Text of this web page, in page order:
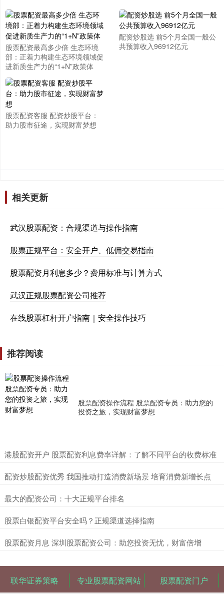
股票配资最高多少倍 生态环境
部：正着力构建生态环境领域促
进新质生产力的“1+N”政策体
配资炒股选 前5个月全国一般公
共预算收入96912亿元
股票配资客服 配资炒股平台：
助力股市征途，实现财富梦想
相关更新
武汉股票配资：合规渠道与操作指南
股票正规平台：安全开户、低佣交易指南
股票配资月利息多少？费用标准与计算方式
武汉正规股票配资公司推荐
在线股票杠杆开户指南｜安全操作技巧
推荐阅读
股票配资操作流程 股票配资专员：助力您的
投资之旅，实现财富梦想
​港股配资开户 股票配资利息费率详解：了解不同平台的收费标准
​配资炒股配资优秀 我国推动打造消费新场景 培育消费新增长点
​最大的配资公司：十大正规平台排名
​股票白银配资平台安全吗？正规渠道选择指南
​股票配资月息 深圳股票配资公司：助您投资无忧，财富倍增
联华证券策略 专业股票配资网站 股票配资门户